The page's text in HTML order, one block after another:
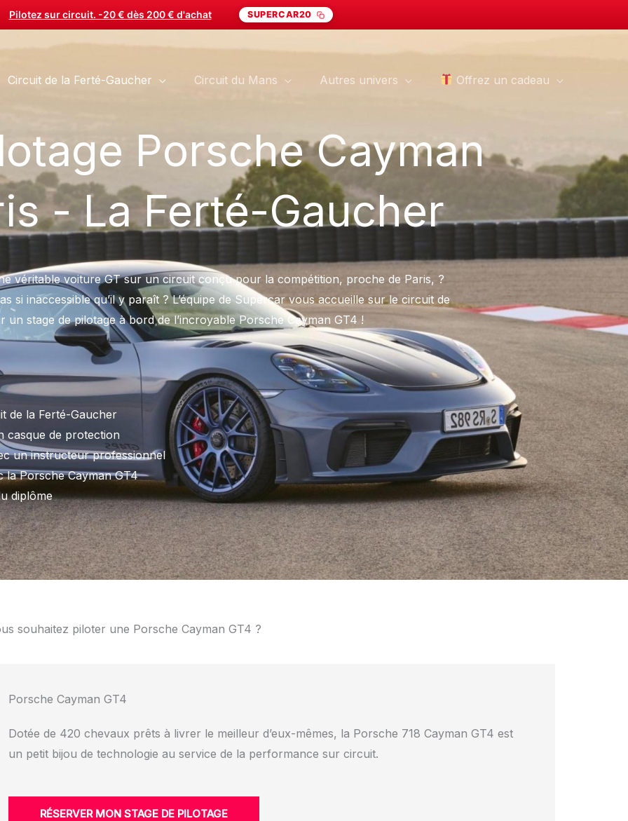
le cadeau de ses rêves. -20 € dès 200 € d'achat SUPERCAR20
Circuit de la Ferté-Gaucher Circuit du Mans Autres univers Offrez un cadeau
Porsche Cayman
- La Ferté-Gaucher
véritable voiture GT sur un circuit conçu pour la compétition, proche de Paris, ?
si inaccessible qu’il y paraît ? L’équipe de Supercar vous accueille sur le circuit de
un stage de pilotage à bord de l’incroyable Porsche Cayman GT4 !
de la Ferté-Gaucher
casque de protection
un instructeur professionnel
la Porsche Cayman GT4
diplôme
souhaitez piloter une Porsche Cayman GT4 ?
Porsche Cayman GT4
Dotée de 420 chevaux prêts à livrer le meilleur d’eux-mêmes, la Porsche 718 Cayman GT4 est
un petit bijou de technologie au service de la performance sur circuit.
RÉSERVER MON STAGE DE PILOTAGE